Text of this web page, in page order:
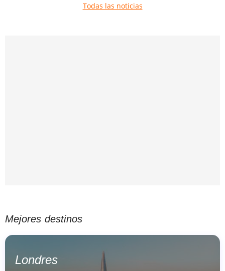
Todas las noticias
Mejores destinos
Londres